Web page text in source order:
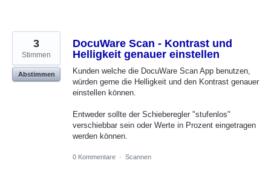
DocuWare Scan - Kontrast und
Helligkeit genauer einstellen
Kunden welche die DocuWare Scan App benutzen,
würden gerne die Helligkeit und den Kontrast genauer
einstellen können.
Entweder sollte der Schieberegler "stufenlos"
verschiebbar sein oder Werte in Prozent eingetragen
werden können.
3
Stimmen
Abstimmen
0 Kommentare · Scannen